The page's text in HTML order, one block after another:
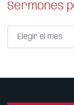
Sermones